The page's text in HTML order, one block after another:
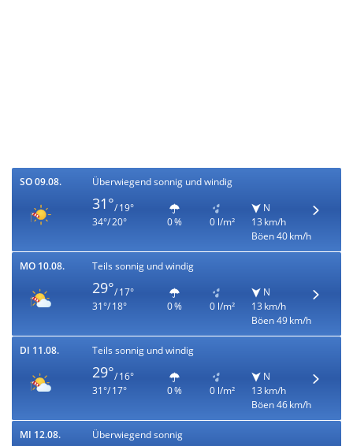
SO 09.08. Überwiegend sonnig und windig
31°/ 19°
34°/ 20°
0 % 0 l/m²
N
13 km/h
Böen 40 km/h
MO 10.08. Teils sonnig und windig
29°/ 17°
31°/ 18°
0 % 0 l/m²
N
13 km/h
Böen 49 km/h
DI 11.08. Teils sonnig und windig
29°/ 16°
31°/ 17°
0 % 0 l/m²
N
13 km/h
Böen 46 km/h
MI 12.08. Überwiegend sonnig